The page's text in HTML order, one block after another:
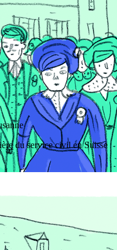
du service civil en Suisse